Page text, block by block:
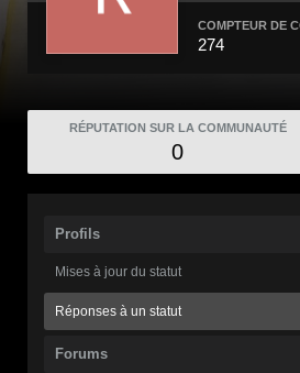
COMPTEUR DE
274
RÉPUTATION SUR LA COMMUNAUTÉ
0
Profils
Mises à jour du statut
Réponses à un statut
Forums